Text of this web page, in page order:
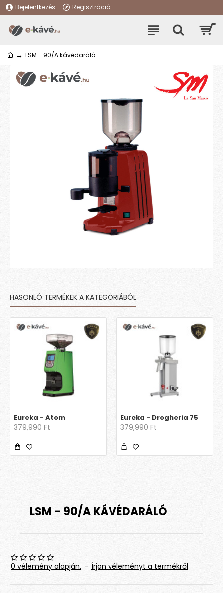
Bejelentkezés Regisztráció
LSM - 90/A kávédaráló
HASONLÓ TERMÉKEK A KATEGÓRIÁBÓL
Eureka - Atom
379,990 Ft
Eureka - Drogheria 75
379,990 Ft
LSM - 90/A KÁVÉDARÁLÓ
0 vélemény alapján. - Írjon véleményt a termékről